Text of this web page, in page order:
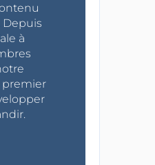
Depuis
à
premier